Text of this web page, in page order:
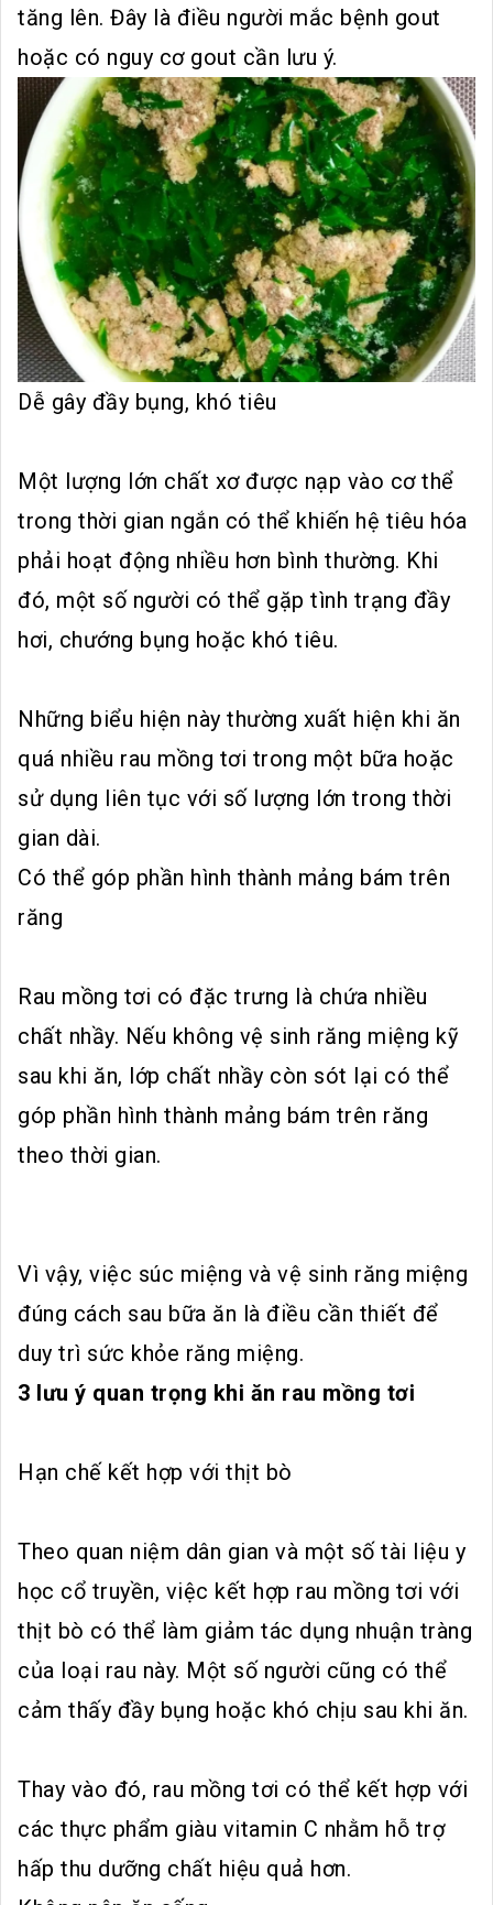
tăng lên. Đây là điều người mắc bệnh gout
hoặc có nguy cơ gout cần lưu ý.
Dễ gây đầy bụng, khó tiêu
Một lượng lớn chất xơ được nạp vào cơ thể
trong thời gian ngắn có thể khiến hệ tiêu hóa
phải hoạt động nhiều hơn bình thường. Khi
đó, một số người có thể gặp tình trạng đầy
hơi, chướng bụng hoặc khó tiêu.
Những biểu hiện này thường xuất hiện khi ăn
quá nhiều rau mồng tơi trong một bữa hoặc
sử dụng liên tục với số lượng lớn trong thời
gian dài.
Có thể góp phần hình thành mảng bám trên
răng
Rau mồng tơi có đặc trưng là chứa nhiều
chất nhầy. Nếu không vệ sinh răng miệng kỹ
sau khi ăn, lớp chất nhầy còn sót lại có thể
góp phần hình thành mảng bám trên răng
theo thời gian.
Vì vậy, việc súc miệng và vệ sinh răng miệng
đúng cách sau bữa ăn là điều cần thiết để
duy trì sức khỏe răng miệng.
3 lưu ý quan trọng khi ăn rau mồng tơi
Hạn chế kết hợp với thịt bò
Theo quan niệm dân gian và một số tài liệu y
học cổ truyền, việc kết hợp rau mồng tơi với
thịt bò có thể làm giảm tác dụng nhuận tràng
của loại rau này. Một số người cũng có thể
cảm thấy đầy bụng hoặc khó chịu sau khi ăn.
Thay vào đó, rau mồng tơi có thể kết hợp với
các thực phẩm giàu vitamin C nhằm hỗ trợ
hấp thu dưỡng chất hiệu quả hơn.